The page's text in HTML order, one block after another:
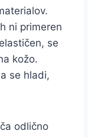
ni primeren
se
kožo.
se hladi,
odlično